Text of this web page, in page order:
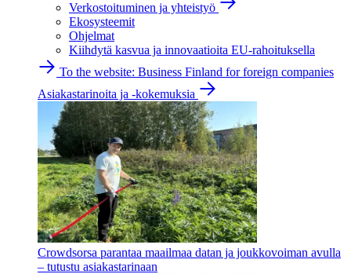
Verkostoituminen ja yhteistyö
Ekosysteemit
Ohjelmat
Kiihdytä kasvua ja innovaatioita EU-rahoituksella
To the website: Business Finland for foreign companies
Asiakastarinoita ja -kokemuksia
Crowdsorsa parantaa maailmaa datan ja joukkovoiman avulla
– tutustu asiakastarinaan